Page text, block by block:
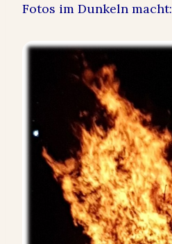
Fotos im Dunkeln macht: